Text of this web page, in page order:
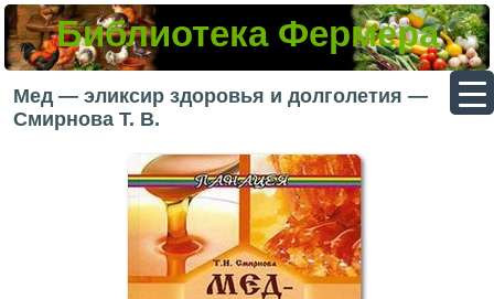
Библиотека Фермера
Мед — эликсир здоровья и долголетия —
Смирнова Т. В.